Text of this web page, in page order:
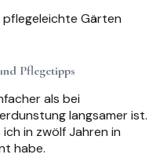
pflegeleichte Gärten
Pflegetipps
als bei
langsamer ist.
in zwölf Jahren in
habe.